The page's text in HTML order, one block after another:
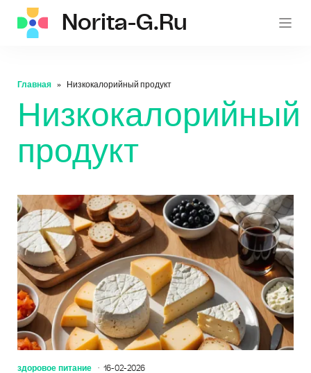
Norita-G.ru
Главная Низкокалорийный продукт
Низкокалорийный
продукт
здоровое питание 16-02-2026